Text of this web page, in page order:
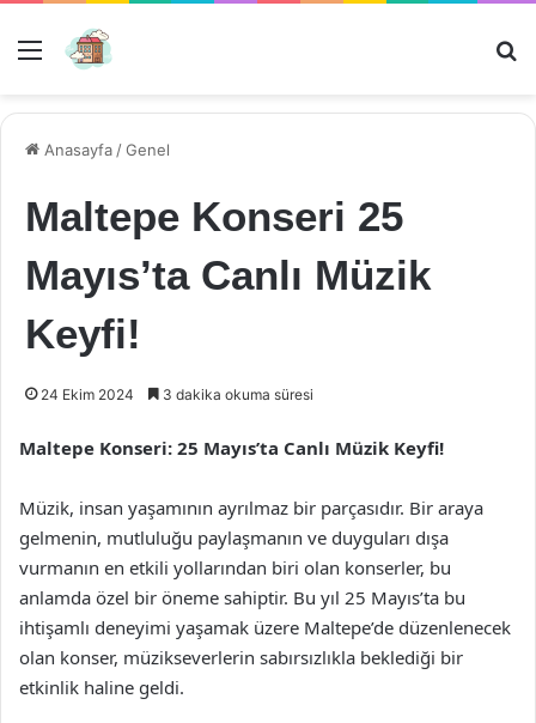
Menü
Anasayfa /Genel
Maltepe Konseri 25
Mayıs’ta Canlı Müzik
Keyfi!
24 Ekim 2024 3 dakika okuma süresi
Maltepe Konseri: 25 Mayıs’ta Canlı Müzik Keyfi!
Müzik, insan yaşamının ayrılmaz bir parçasıdır. Bir araya
gelmenin, mutluluğu paylaşmanın ve duyguları dışa
vurmanın en etkili yollarından biri olan konserler, bu
anlamda özel bir öneme sahiptir. Bu yıl 25 Mayıs’ta bu
ihtişamlı deneyimi yaşamak üzere Maltepe’de düzenlenecek
olan konser, müzikseverlerin sabırsızlıkla beklediği bir
etkinlik haline geldi.